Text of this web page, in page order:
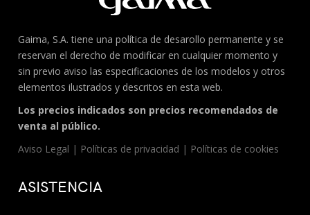
Gaima, S.A. tiene una política de desarollo permanente y se
reservan el derecho de modificar en cualquier momento y
sin previo aviso las especificaciones de los modelos y otros
elementos ilustrados y descritos en esta web.
Los precios indicados son precios recomendados de
venta al público.
Aviso Legal | Políticas de privacidad | Políticas de cookies
ASISTENCIA